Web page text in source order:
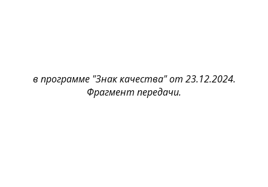
в программе "Знак качества" от 23.12.2024.
Фрагмент передачи.